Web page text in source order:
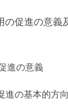
の促進の意義
進の意義
進の基本的方